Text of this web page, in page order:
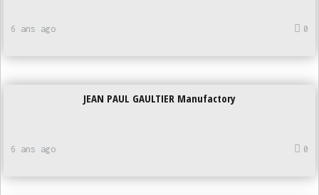
0
6 ans ago
JEAN PAUL GAULTIER Manufactory
0
6 ans ago